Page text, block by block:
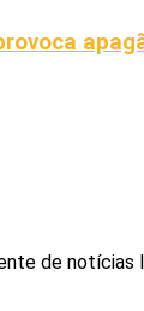
de